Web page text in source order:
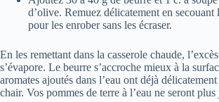
d’olive. Remuez délicatement en secouant
pour les enrober sans les écraser.
En les remettant dans la casserole chaude,
s’évapore. Le beurre s’accroche mieux à la
aromates ajoutés dans l’eau ont déjà
chair. Vos pommes de terre à l’eau ne seront plus